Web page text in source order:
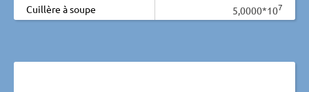
Cuillère à soupe 5,0000*107